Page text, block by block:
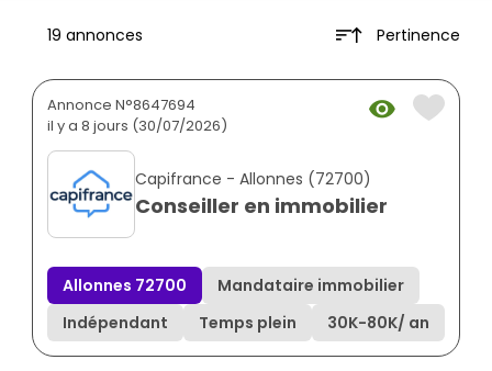
19 annonces Pertinence
Annonce N°8647694
il y a 8 jours (30/07/2026)
Capifrance - Allonnes (72700)
Conseiller en immobilier
Allonnes 72700
Mandataire immobilier
Indépendant
Temps plein 30K-80K/ an